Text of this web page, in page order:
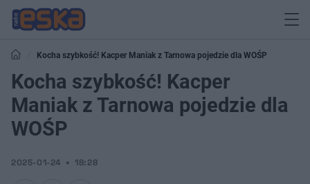
Kocha szybkość! Kacper Maniak z Tarnowa pojedzie dla WOŚP
Kocha szybkość! Kacper
Maniak z Tarnowa pojedzie dla
WOŚP
2025-01-24 18:28